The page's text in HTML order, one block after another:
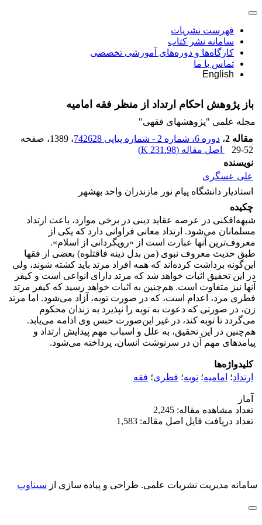
فهرست نشریات
سامانه نشر کتاب
کارگاه‌ها و دوره‌های آموزشی تخصصی
تماس با ما
English
باز پژوهش احکام ارتداد از منظر فقه امامیه
مجله علمی "پژوهشهای فقهی"
مقاله 2
، دوره 6، شماره 2 - شماره پیاپی 742628 ، 1389
، صفحه
29-52
اصل مقاله (231.98 K
)
نویسنده
علی عسگری
استادیار دانشگاه پیام نور مازندران واحد بهشهر
چکیده
شبهه‌افکنی در عرصه‌ عقاید دینی در برخی موارد، باعث ارتداد
مسلمانان می‌شود. ارتداد معانی فراوانی دارد که یکی از
معروف‌ترین آنها عبارت است از «رویگردانی از اسلام».
طبق حدیث معروف نبوی (من بدل دینه فاقتلوه) بعضی از فقها
این‌گونه برداشت کرده‌اند که همه افراد مرتد باید کشته شوند، ولی
در این تحقیق اثبات خواهد شد که مرتد دارای انواعی است و کیفر
آنها نیز متفاوت است. هم‌چنین به اثبات خواهد رسید که کیفر مرتد
فطری مرد، اعدام است، که در صورت توبه، آزاد می‌شود. اما مرتد
زن، در صورتی که دعوت به توبه را نپذیرد به زندان محکوم
می‌گردد تا توبه کند، در غیر این‌صورت حبس وی ادامه می‌یابد.
هم‌چنین در این تحقیق، به علل و اسباب مهم پیدایش ارتداد و
پیامدهای مهم آن در سرنوشت انسان، پرداخته می‌شود.
کلیدواژه‌ها
ارتداد؛ امامیه؛ توبه؛ فطری؛ فقه
آمار
تعداد مشاهده مقاله: 2,245
تعداد دریافت فایل اصل مقاله: 1,583
سامانه مدیریت نشریات علمی. طراحی و پیاده سازی از سیناوب